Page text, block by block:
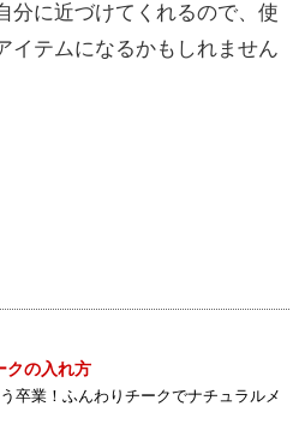
分に近づけてくれるので、使
イテムになるかもしれません
クの入れ方
卒業！ふんわりチークでナチュラルメ